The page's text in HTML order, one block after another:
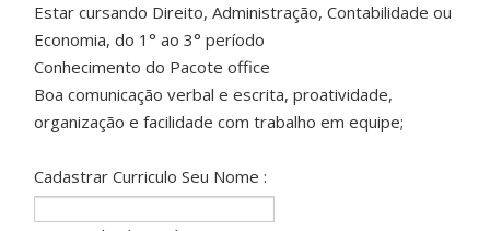
Estar cursando Direito, Administração, Contabilidade ou
Economia, do 1° ao 3° período
Conhecimento do Pacote office
Boa comunicação verbal e escrita, proatividade,
organização e facilidade com trabalho em equipe;
Cadastrar Curriculo Seu Nome :